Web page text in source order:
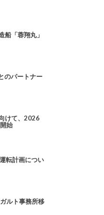
船「蓉翔丸」
のパートナー
けて、2026
始
転計画につい
ルト事務所移